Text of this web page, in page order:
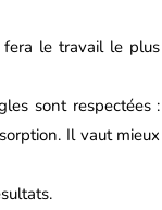
le travail le plus
sont respectées :
Il vaut mieux